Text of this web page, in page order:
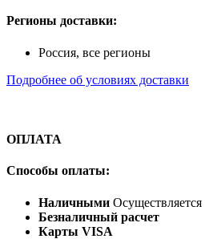
Регионы доставки:
Россия, все регионы
Подробнее об условиях доставки
ОПЛАТА
Способы оплаты:
Наличными
Безналичный расчет
Карты VISA